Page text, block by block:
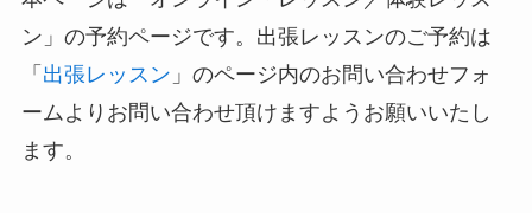
ン」の予約ページです。出張レッスンのご予約は
「 出張レッスン 」のページ内のお問い合わせフォ
ームよりお問い合わせ頂けますようお願いいたし
ます。